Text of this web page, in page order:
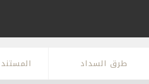
طرق السداد